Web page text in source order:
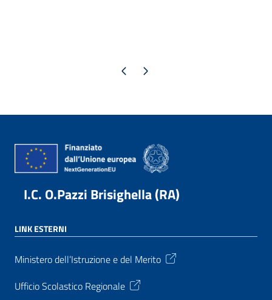
Pagina precedente
Pagina successiva
I.C. O.Pazzi Brisighella (RA)
LINK ESTERNI
Ministero dell’Istruzione e del Merito
Ufficio Scolastico Regionale